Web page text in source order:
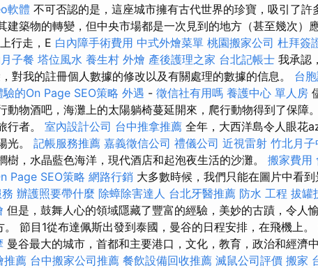
軟體 不可否認的是，這座城市擁有古代世界的珍寶，吸引了許
築物的轉變，但中央市場都是一次見到的地方（甚至幾次）應
行走，E 白內障手術費用 中式外燴菜單 桃園搬家公司 杜拜簽
子餐 塔位風水 養生村 外燴 產後護理之家 台北記帳士 我承認
對我的註冊個人數據的修改以及有關處理的數據的信息。 台
的On Page SEO策略 外遇 - 徵信社有用嗎 養護中心 單人房
動物酒吧，海灘上的太陽躺椅蔓延開來，爬行動物得到了保障
行者。 室內設計公司 台中推拿推薦 全年，大西洋島令人眼花
光。 記帳服務推薦 嘉義徵信公司 禮儀公司 近視雷射 竹北月子
樹，水晶藍色海洋，現代酒店和起泡夜生活的沙灘。 搬家費用
Page SEO策略 網路行銷 大多數時候，我們只能在圖片中看到
辦護照要帶什麼 除蟑除害達人 台北牙醫推薦 防水 工程 拔罐
但是，鼓舞人心的領域隱藏了豐富的經驗，美妙的古蹟，令人
節目1從布達佩斯出發到泰國，曼谷的日程安排，在飛機上。
曼谷最大的城市，首都和主要港口，文化，教育，政治和經濟
推薦 台中搬家公司推薦 餐飲設備回收推薦 滅鼠公司評價 搬家